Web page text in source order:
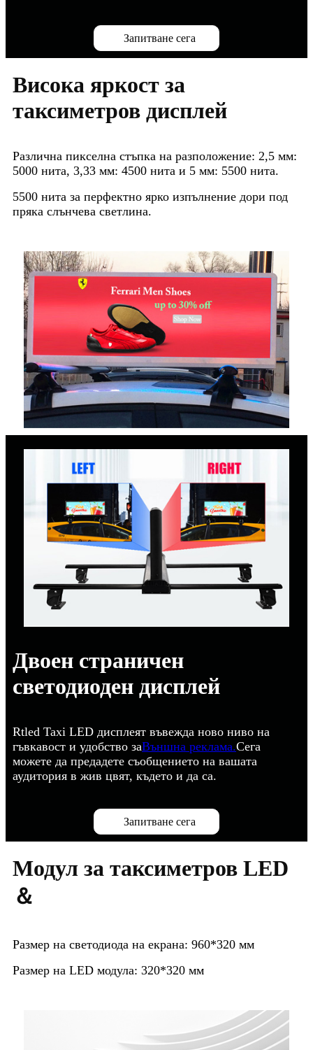
Запитване сега
Висока яркост за
таксиметров дисплей
Различна пикселна стъпка на разположение: 2,5 мм:
5000 нита, 3,33 мм: 4500 нита и 5 мм: 5500 нита.
5500 нита за перфектно ярко изпълнение дори под
пряка слънчева светлина.
Двоен страничен
светодиоден дисплей
Rtled Taxi LED дисплеят въвежда ново ниво на
гъвкавост и удобство заВъншна реклама.Сега
можете да предадете съобщението на вашата
аудитория в жив цвят, където и да са.
Запитване сега
Модул за таксиметров LED
＆
Размер на светодиода на екрана: 960*320 мм
Размер на LED модула: 320*320 мм